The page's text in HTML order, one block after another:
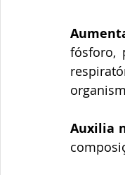
fósforo,
Auxilia